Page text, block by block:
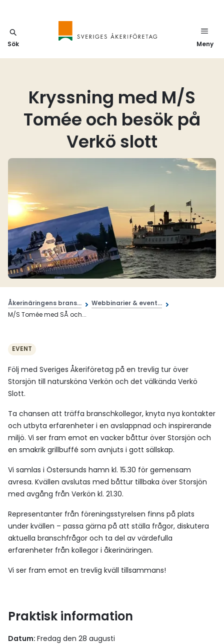
Sök Meny
Kryssning med M/S
Tomée och besök på
Verkö slott
Åkerinäringens brans...
Webbinarier & event...
M/S Tomée med SÅ och...
EVENT
Följ med Sveriges Åkeriföretag på en trevlig tur över
Storsjön till natursköna Verkön och det välkända Verkö
Slott.
Ta chansen att träffa branschkollegor, knyta nya kontakter
och utbyta erfarenheter i en avslappnad och inspirerande
miljö. Vi ser fram emot en vacker båttur över Storsjön och
en smakrik grillbuffé som avnjuts i gott sällskap.
Vi samlas i Östersunds hamn kl. 15.30 för gemensam
avresa. Kvällen avslutas med båttur tillbaka över Storsjön
med avgång från Verkön kl. 21.30.
Representanter från föreningsstyrelsen finns på plats
under kvällen – passa gärna på att ställa frågor, diskutera
aktuella branschfrågor och ta del av värdefulla
erfarenheter från kollegor i åkerinäringen.
Vi ser fram emot en trevlig kväll tillsammans!
Praktisk information
Datum: Fredag den 28 augusti